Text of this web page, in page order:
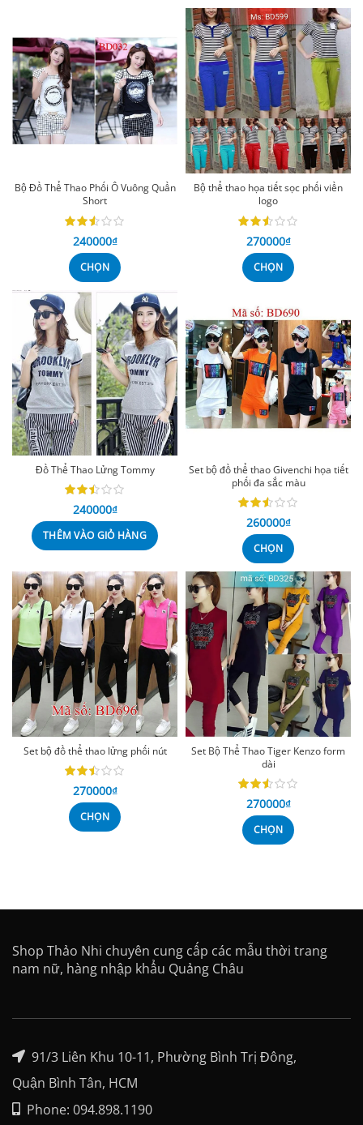
Bộ Đồ Thể Thao Phối Ô Vuông Quần
Short
240000₫
CHỌN
Bộ thể thao họa tiết sọc phối viền
logo
270000₫
CHỌN
Đồ Thể Thao Lửng Tommy
240000₫
THÊM VÀO GIỎ HÀNG
Set bộ đồ thể thao Givenchi họa tiết
phối đa sắc màu
260000₫
CHỌN
Set bộ đồ thể thao lửng phối nút
270000₫
CHỌN
Set Bộ Thể Thao Tiger Kenzo form
dài
270000₫
CHỌN
Shop Thảo Nhi chuyên cung cấp các mẫu thời trang
nam nữ, hàng nhập khẩu Quảng Châu
91/3 Liên Khu 10-11, Phường Bình Trị Đông,
Quận Bình Tân, HCM
Phone: 094.898.1190